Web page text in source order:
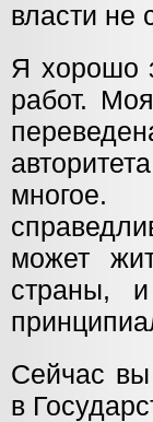
власти не
Я хорошо
работ.
может
страны,
Сейчас
в